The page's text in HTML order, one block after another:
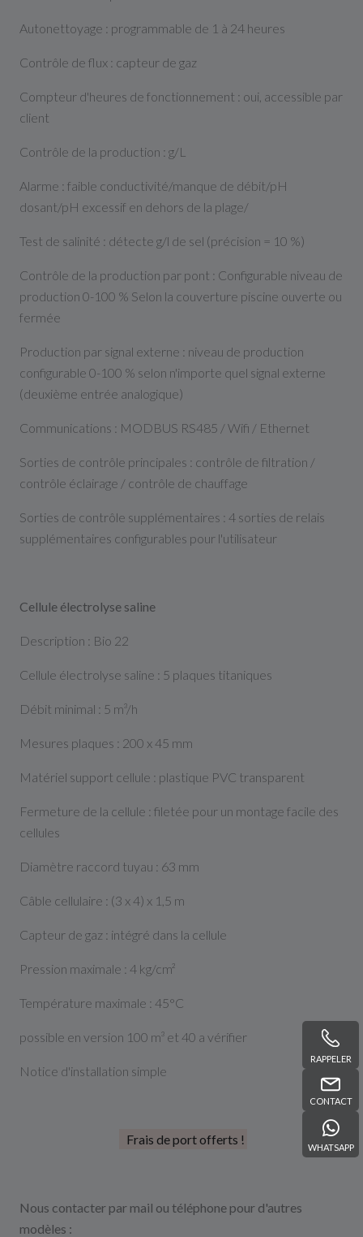
RAPPELER
CONTACT
WHATSAPP
Autonettoyage : programmable de 1 à 24 heures
Contrôle de flux : capteur de gaz
Compteur d'heures de fonctionnement : oui, accessible par
client
Contrôle de la production : g/L
Alarme : faible conductivité/manque de débit/pH
dosant/pH excessif en dehors de la plage/
Test de salinité : détecte g/l de sel (précision = 10 %)
Contrôle de la production par pont : Configurable niveau de
production 0-100 % Selon la couverture piscine ouverte ou
fermée
Production par signal externe : niveau de production
configurable 0-100 % selon n'importe quel signal externe
(deuxième entrée analogique)
Communications : MODBUS RS485 / Wifi / Ethernet
Sorties de contrôle principales : contrôle de filtration /
contrôle éclairage / contrôle de chauffage
Sorties de contrôle supplémentaires : 4 sorties de relais
supplémentaires configurables pour l'utilisateur
Cellule électrolyse saline
Description : Bio 22
Cellule électrolyse saline : 5 plaques titaniques
Débit minimal : 5 m³/h
Mesures plaques : 200 x 45 mm
Matériel support cellule : plastique PVC transparent
Fermeture de la cellule : filetée pour un montage facile des
cellules
Diamètre raccord tuyau : 63 mm
Câble cellulaire : (3 x 4) x 1,5 m
Capteur de gaz : intégré dans la cellule
Pression maximale : 4 kg/cm²
Température maximale : 45°C
possible en version 100 m³ et 40 a vérifier
Notice d'installation simple
Frais de port offerts !
Nous contacter par mail ou téléphone pour d'autres
modèles :